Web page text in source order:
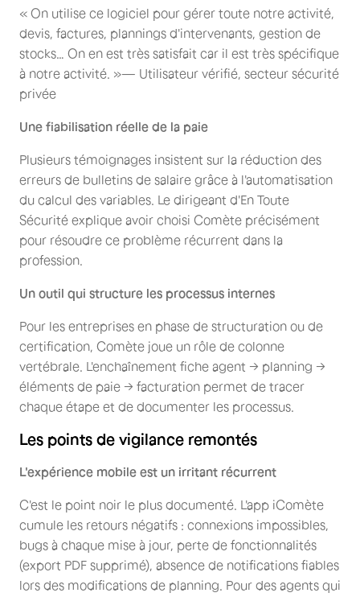
« On utilise ce logiciel pour gérer toute notre activité,
devis, factures, plannings d'intervenants, gestion de
stocks… On en est très satisfait car il est très spécifique
à notre activité. »— Utilisateur vérifié, secteur sécurité
privée
Une fiabilisation réelle de la paie
Plusieurs témoignages insistent sur la réduction des
erreurs de bulletins de salaire grâce à l'automatisation
du calcul des variables. Le dirigeant d'En Toute
Sécurité explique avoir choisi Comète précisément
pour résoudre ce problème récurrent dans la
profession.
Un outil qui structure les processus internes
Pour les entreprises en phase de structuration ou de
certification, Comète joue un rôle de colonne
vertébrale. L'enchaînement fiche agent → planning →
éléments de paie → facturation permet de tracer
chaque étape et de documenter les processus.
Les points de vigilance remontés
L'expérience mobile est un irritant récurrent
C'est le point noir le plus documenté. L'app iComète
cumule les retours négatifs : connexions impossibles,
bugs à chaque mise à jour, perte de fonctionnalités
(export PDF supprimé), absence de notifications fiables
lors des modifications de planning. Pour des agents qui